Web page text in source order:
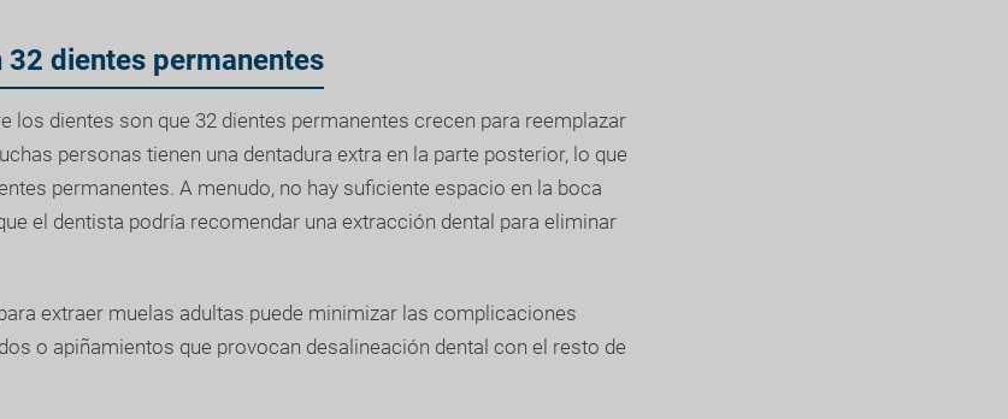
dientes permanentes
los dientes son que 32 dientes permanentes crecen para reemplazar
personas tienen una dentadura extra en la parte posterior, lo que
permanentes. A menudo, no hay suficiente espacio en la boca
el dentista podría recomendar una extracción dental para eliminar
extraer muelas adultas puede minimizar las complicaciones
o apiñamientos que provocan desalineación dental con el resto de